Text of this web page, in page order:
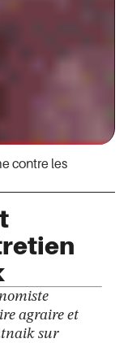
contre les
agraire et
sur